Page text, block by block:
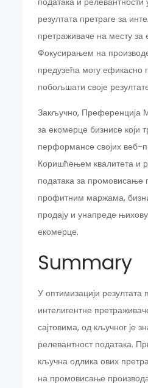
резултата претраге за
претраживаче на месту за
Фокусирањем на
предузећа могу ефикасно
побољшати своје
Закључно, Преференција
за екомерце бизнисе који
перформансе својих веб-
Коришћењем квалитета и
података за промовисање
профитним маржама,
продају и унапреде њихову
екомерце.
Summary
У оптимизацији резултата
интелигентне
сајтовима, од кључног је
релевантност података.
кључна одлика ових
на промовисање